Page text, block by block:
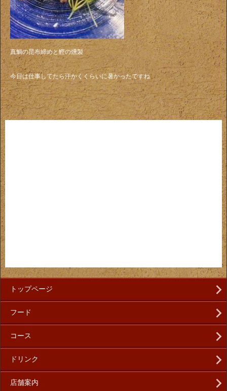
真鯛の昆布締めと鰹の燻製
今日は仕事してたら汗かくくらいに暑かったですね
トップページ
フード
コース
ドリンク
店舗案内